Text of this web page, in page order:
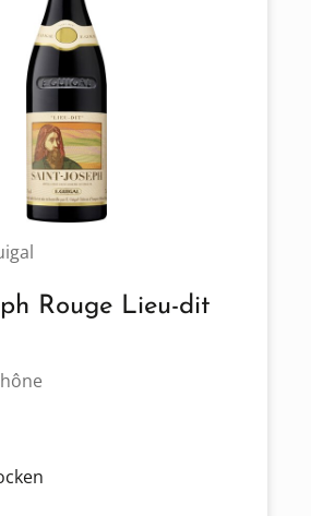
Rouge Lieu-dit